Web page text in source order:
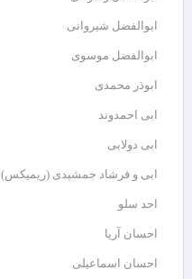
ابوالفضل شیروانی
ابوالفضل موسوی
ابوذر محمدی
ابی احمدوند
ابی دولابی
ابی و فرشاد جمشیدی (ریمیکس)
احد سلو
احسان آریا
احسان اسماعیلی